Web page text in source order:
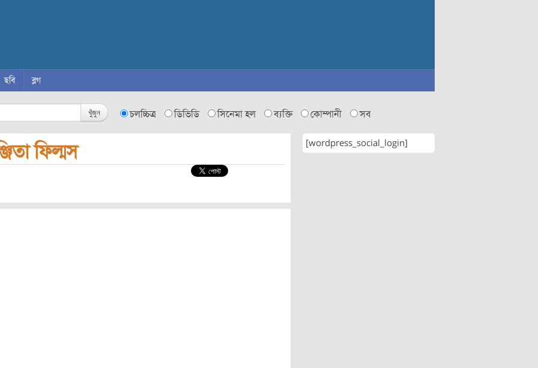
ছবি ব্লগ
খুঁজুন চলচ্চিত্র ডিভিডি সিনেমা হল ব্যক্তি কোম্পানী সব
ফিল্মস [wordpress_social_login]